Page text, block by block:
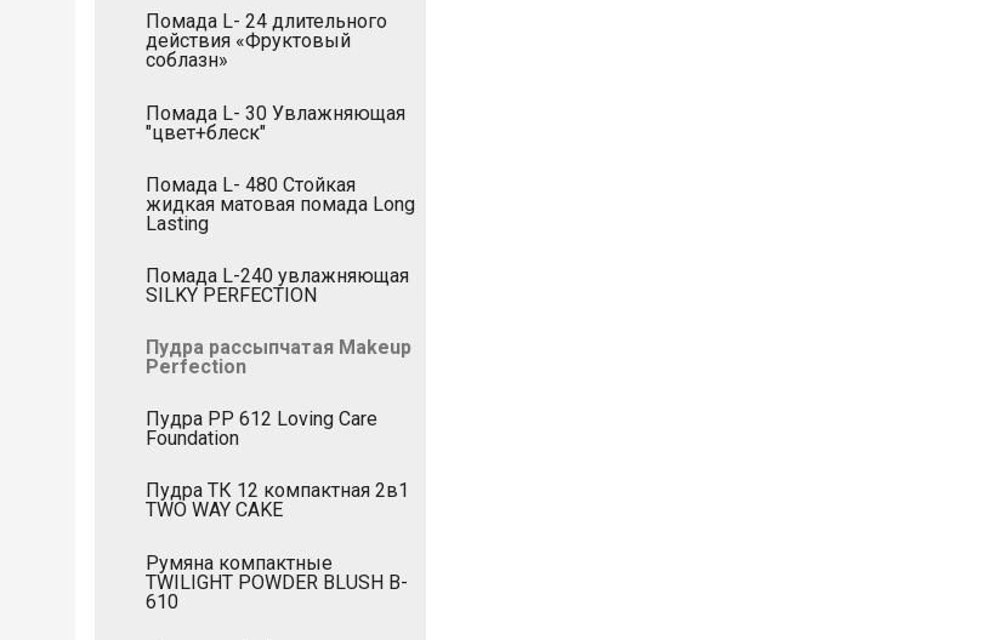
Помада L- 24 длительного
действия «Фруктовый
соблазн»
Помада L- 30 Увлажняющая
"цвет+блеск"
Помада L- 480 Стойкая
жидкая матовая помада Long
Lasting
Помада L-240 увлажняющая
SILKY PERFECTION
Пудра рассыпчатая Makeup
Perfection
Пудра РР 612 Loving Care
Foundation
Пудра ТК 12 компактная 2в1
TWO WAY CAKE
Румяна компактные
TWILIGHT POWDER BLUSH B-
610